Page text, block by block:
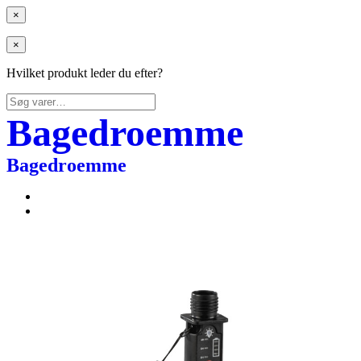
×
×
Hvilket produkt leder du efter?
Søg
efter:
Bagedroemme
Bagedroemme